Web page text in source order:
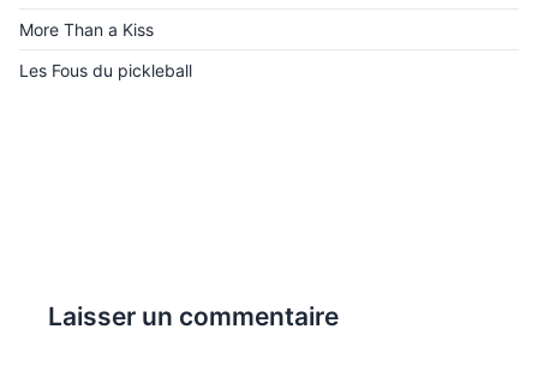
More Than a Kiss
Les Fous du pickleball
Laisser un commentaire